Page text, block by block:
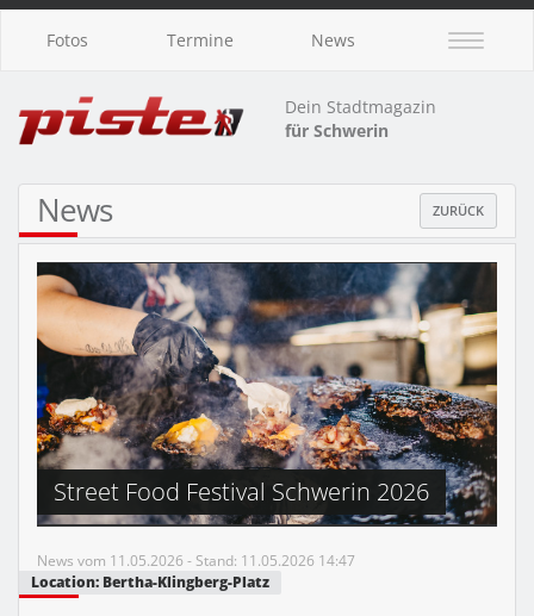
Fotos Termine News
Dein Stadtmagazin
für Schwerin
News ZURÜCK
Street Food Festival Schwerin 2026
News vom 11.05.2026 - Stand: 11.05.2026 14:47
Location: Bertha-Klingberg-Platz